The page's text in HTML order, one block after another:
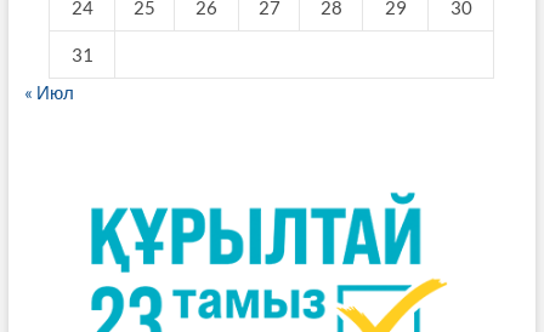
24 25 26 27 28 29 30
31
« Июл